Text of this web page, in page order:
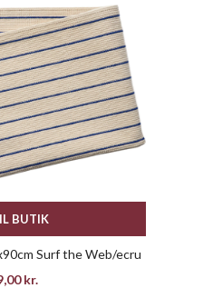
BUTIK
Surf the Web/ecru
kr.